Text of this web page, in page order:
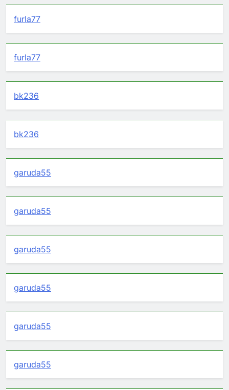
furla77
furla77
bk236
bk236
garuda55
garuda55
garuda55
garuda55
garuda55
garuda55